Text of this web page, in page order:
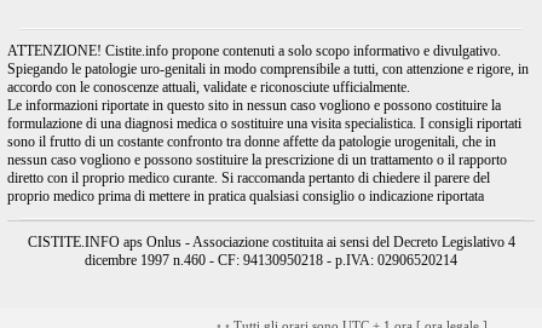
ATTENZIONE! Cistite.info propone contenuti a solo scopo informativo e divulgativo.
Spiegando le patologie uro-genitali in modo comprensibile a tutti, con attenzione e rigore, in
accordo con le conoscenze attuali, validate e riconosciute ufficialmente.
Le informazioni riportate in questo sito in nessun caso vogliono e possono costituire la
formulazione di una diagnosi medica o sostituire una visita specialistica. I consigli riportati
sono il frutto di un costante confronto tra donne affette da patologie urogenitali, che in
nessun caso vogliono e possono sostituire la prescrizione di un trattamento o il rapporto
diretto con il proprio medico curante. Si raccomanda pertanto di chiedere il parere del
proprio medico prima di mettere in pratica qualsiasi consiglio o indicazione riportata
CISTITE.INFO aps Onlus - Associazione costituita ai sensi del Decreto Legislativo 4
dicembre 1997 n.460 - CF: 94130950218 - p.IVA: 02906520214